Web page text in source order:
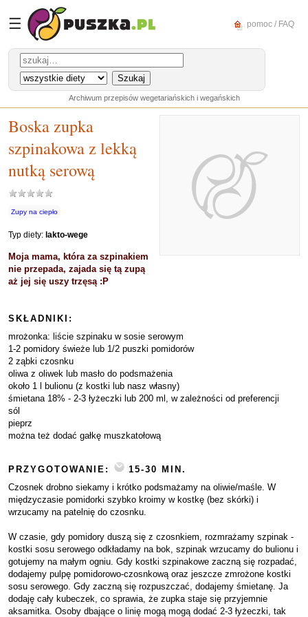
☰ pomoc / FAQ
Archiwum przepisów wegetariańskich i wegańskich
Boska zupka
szpinakowa z lekką
nutką serową
Zupy na ciepło
Typ diety: lakto-wege
Moja mama, która za szpinakiem
nie przepada, zajada się tą zupą
aż jej się uszy trzęsą :P
SKŁADNIKI:
mrożonka: liście szpinaku w sosie serowym
1-2 pomidory świeże lub 1/2 puszki pomidorów
2 ząbki czosnku
oliwa z oliwek lub masło do podsmażenia
około 1 l bulionu (z kostki lub nasz własny)
śmietana 18% - 2-3 łyżeczki lub 200 ml, w zależności od preferencji
sól
pieprz
można też dodać gałkę muszkatołową
PRZYGOTOWANIE:
15-30 MIN.
Czosnek drobno siekamy i krótko podsmażamy na oliwie/maśle. W
międzyczasie pomidorki szybko kroimy w kostkę (bez skórki) i
wrzucamy na patelnię do czosnku.
W czasie, gdy pomidory duszą się z czosnkiem, rozmrażamy szpinak -
kostki sosu serowego odkładamy na bok, szpinak wrzucamy do bulionu i
gotujemy na małym ogniu. Gdy kostki szpinakowe zaczną się rozpadać,
dodajemy pulpę pomidorowo-czosnkową oraz jeszcze zmrożone kostki
sosu serowego. Gdy zaczną się rozpuszczać, dodajemy śmietanę. Ja
dodaję cały kubeczek, co sprawia, że zupka staje się przyjemnie
aksamitka. Osoby dbające o linię mogą mogą dodać 2-3 łyżeczki, tak